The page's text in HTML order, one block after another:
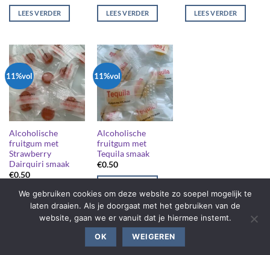
LEES VERDER LEES VERDER LEES VERDER
11%vol
Alcoholische
fruitgum met
Strawberry
Dairquiri smaak
€0.50
LEES VERDER
11%vol
Alcoholische
fruitgum met
Tequila smaak
€0.50
We gebruiken cookies om deze website zo soepel mogelijk te
laten draaien. Als je doorgaat met het gebruiken van de
website, gaan we er vanuit dat je hiermee instemt.
OK WEIGEREN